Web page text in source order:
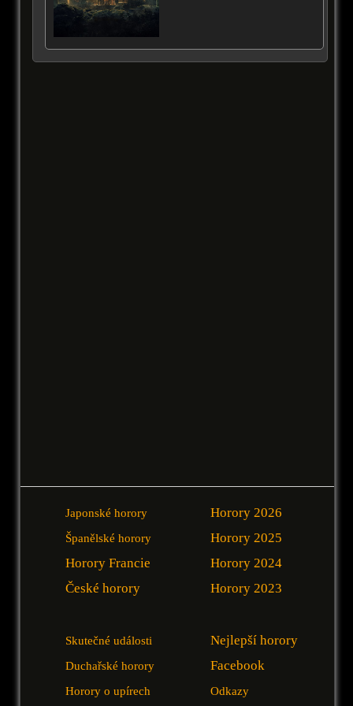
Japonské horory
Španělské horory
Horory Francie
České horory
Horory 2026
Horory 2025
Horory 2024
Horory 2023
Skutečné události
Duchařské horory
Horory o upírech
Nejlepší horory
Facebook
Odkazy